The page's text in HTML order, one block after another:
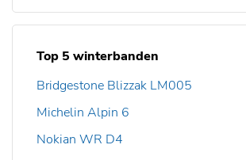
Top 5 winterbanden
Bridgestone Blizzak LM005
Michelin Alpin 6
Nokian WR D4